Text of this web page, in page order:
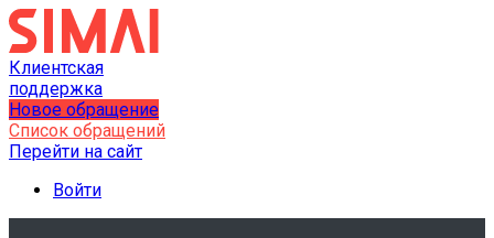
Клиентская
поддержка
Новое обращение
Список обращений
Перейти на сайт
Войти